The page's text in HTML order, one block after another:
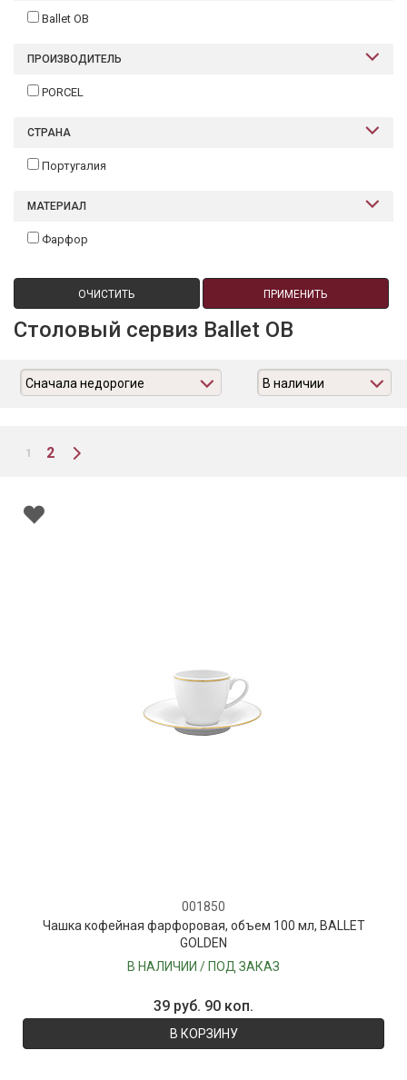
Ballet OB
ПРОИЗВОДИТЕЛЬ
PORCEL
СТРАНА
Португалия
МАТЕРИАЛ
Фарфор
ОЧИСТИТЬ ПРИМЕНИТЬ
Столовый сервиз Ballet OB
Сначала недорогие В наличии
1 2
001850
Чашка кофейная фарфоровая, объем 100 мл, BALLET
GOLDEN
В НАЛИЧИИ / ПОД ЗАКАЗ
39 руб. 90 коп.
В КОРЗИНУ